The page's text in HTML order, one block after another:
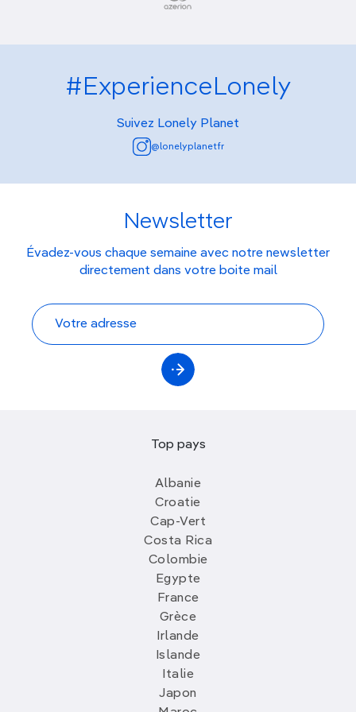
#ExperienceLonely
Suivez Lonely Planet
@lonelyplanetfr
Newsletter
Évadez-vous chaque semaine avec notre newsletter
directement dans votre boite mail
Top pays
Albanie
Croatie
Cap-Vert
Costa Rica
Colombie
Egypte
France
Grèce
Irlande
Islande
Italie
Japon